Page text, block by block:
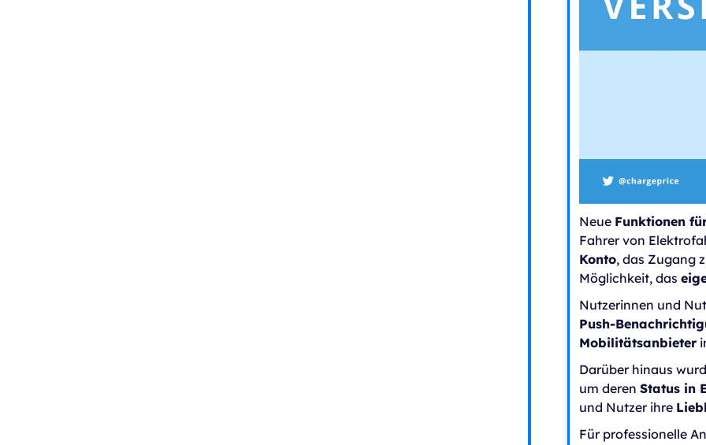
Neue Funktionen
Fahrer von
Konto, das Zugang
Möglichkeit, das
Nutzerinnen und
Push-
Mobilitätsanbieter
Darüber hinaus
um deren Status in
und Nutzer ihre
Für professionelle